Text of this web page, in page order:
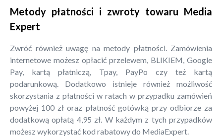
Metody płatności i zwroty towaru Media
Expert
Zwróć również uwagę na metody płatności. Zamówienia
internetowe możesz opłacić przelewem, BLIKIEM, Google
Pay, kartą płatniczą, Tpay, PayPo czy też kartą
podarunkową. Dodatkowo istnieje również możliwość
skorzystania z płatności w ratach w przypadku zamówień
powyżej 100 zł oraz płatność gotówką przy odbiorze za
dodatkową opłatą 4,95 zł. W każdym z tych przypadków
możesz wykorzystać kod rabatowy do MediaExpert.